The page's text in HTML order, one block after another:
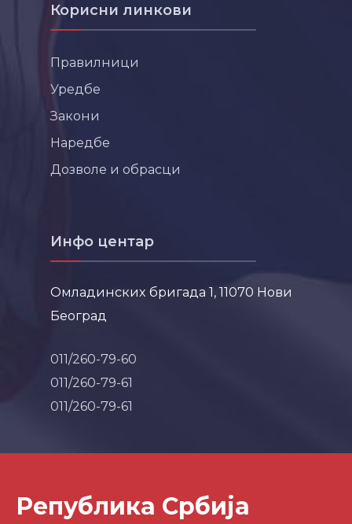
Корисни линкови
Правилници
Уредбе
Закони
Наредбе
Дозволе и обрасци
Инфо центар
Омладинских бригада 1, 11070 Нови
Београд
011/260-79-60
011/260-79-61
011/260-79-61
Република Србија